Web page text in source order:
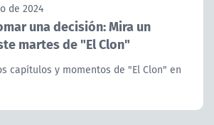
de 2024
una decisión: Mira un
martes de "El Clon"
capítulos y momentos de "El Clon" en